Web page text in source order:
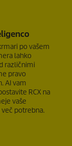
po vašem
lahko
različnimi
pravo
AI vam
RCX na
vaše
potrebna.